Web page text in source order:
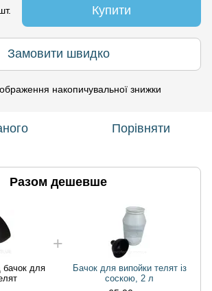
Купити
Замовити швидко
накопичувальної знижки
Порівняти
Разом дешевше
бачок для
Бачок для випойки телят із
соскою, 2 л